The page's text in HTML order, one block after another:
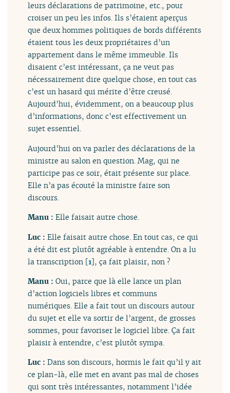
leurs déclarations de patrimoine, etc., pour
croiser un peu les infos. Ils s’étaient aperçus
que deux hommes politiques de bords différents
étaient tous les deux propriétaires d’un
appartement dans le même immeuble. Ils
disaient c’est intéressant, ça ne veut pas
nécessairement dire quelque chose, en tout cas
c’est un hasard qui mérite d’être creusé.
Aujourd’hui, évidemment, on a beaucoup plus
d’informations, donc c’est effectivement un
sujet essentiel.
Aujourd’hui on va parler des déclarations de la
ministre au salon en question. Mag, qui ne
participe pas ce soir, était présente sur place.
Elle n’a pas écouté la ministre faire son
discours.
Manu :Elle faisait autre chose.
Luc :Elle faisait autre chose. En tout cas, ce qui
a été dit est plutôt agréable à entendre. On a lu
la transcription [1], ça fait plaisir, non ?
Manu :Oui, parce que là elle lance un plan
d’action logiciels libres et communs
numériques. Elle a fait tout un discours autour
du sujet et elle va sortir de l’argent, de grosses
sommes, pour favoriser le logiciel libre. Ça fait
plaisir à entendre, c’est plutôt sympa.
Luc :Dans son discours, hormis le fait qu’il y ait
ce plan-là, elle met en avant pas mal de choses
qui sont très intéressantes, notamment l’idée